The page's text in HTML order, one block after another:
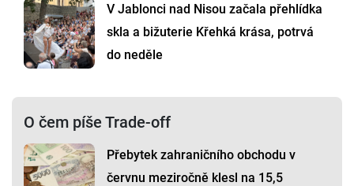
V Jablonci nad Nisou začala přehlídka
skla a bižuterie Křehká krása, potrvá
do neděle
O čem píše Trade-off
Přebytek zahraničního obchodu v
červnu meziročně klesl na 15,5